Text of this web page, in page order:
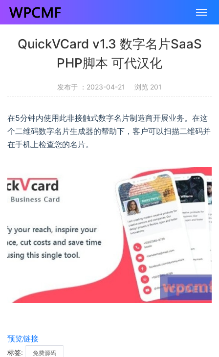
QuickVCard v1.3 数字名片SaaS
PHP脚本 可代汉化
发布于 ：2023-04-21 浏览 201
在5分钟内使用此非接触式数字名片制造商开展业务。在这
个二维码数字名片生成器的帮助下，客户可以扫描二维码并
在手机上检查您的名片。
预览链接
标签: 免费源码